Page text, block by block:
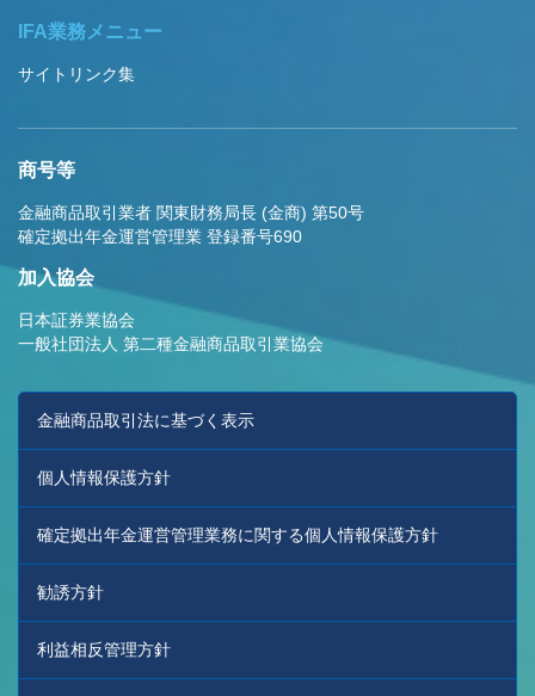
IFA業務メニュー
サイトリンク集
商号等
金融商品取引業者 関東財務局長 (金商) 第50号
確定拠出年金運営管理業 登録番号690
加入協会
日本証券業協会
一般社団法人 第二種金融商品取引業協会
金融商品取引法に基づく表示
個人情報保護方針
確定拠出年金運営管理業務に関する個人情報保護方針
勧誘方針
利益相反管理方針